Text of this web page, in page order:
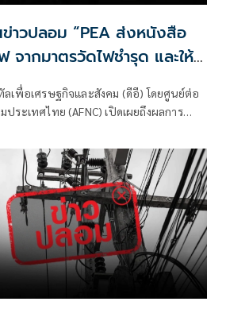
าวปลอม “PEA ส่งหนังสือ
จากมาตรวัดไฟชำรุด และให้
ตอร์” ระวังมิจฉาชีพหลอกทำ
ขโมยข้อมูลส่วนบุคคล
ลเพื่อเศรษฐกิจและสังคม (ดีอี) โดยศูนย์ต่อ
ศไทย (AFNC) เปิดเผยถึงผลการ
ไขปัญหาภัยความมั่นคงและภัยทางสังคม
ชนก ชิดชอบ รัฐมนตรีว่าการกระทรวงดิจิทัล
และสังคม (ดีอี)